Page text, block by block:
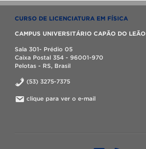
CURSO DE LICENCIATURA EM FÍSICA
CAMPUS UNIVERSITÁRIO CAPÃO DO LEÃO
Sala 301- Prédio 05
Caixa Postal 354 - 96001-970
Pelotas - RS, Brasil
(53) 3275-7375
clique para ver o e-mail